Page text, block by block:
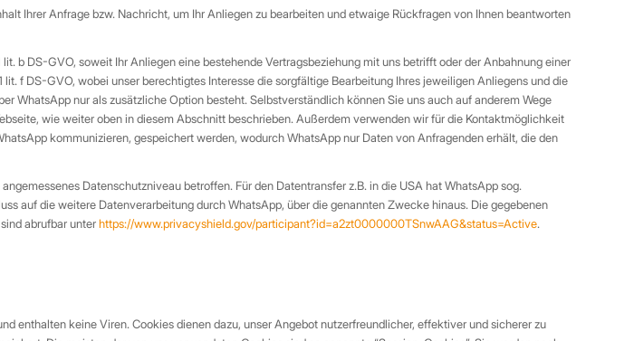
Ihrer Anfrage bzw. Nachricht, um Ihr Anliegen zu bearbeiten und etwaige Rückfragen von Ihnen beantworten
b DS-GVO, soweit Ihr Anliegen eine bestehende Vertragsbeziehung mit uns betrifft oder der Anbahnung einer
f DS-GVO, wobei unser berechtigtes Interesse die sorgfältige Bearbeitung Ihres jeweiligen Anliegens und die
WhatsApp nur als zusätzliche Option besteht. Selbstverständlich können Sie uns auch auf anderem Wege
wie weiter oben in diesem Abschnitt beschrieben. Außerdem verwenden wir für die Kontaktmöglichkeit
kommunizieren, gespeichert werden, wodurch WhatsApp nur Daten von Anfragenden erhält, die den
Datenschutzniveau betroffen. Für den Datentransfer z.B. in die USA hat WhatsApp sog.
auf die weitere Datenverarbeitung durch WhatsApp, über die genannten Zwecke hinaus. Die gegebenen
abrufbar unterhttps://www.privacyshield.gov/participant?id=a2zt0000000TSnwAAG&status=Active.
enthalten keine Viren. Cookies dienen dazu, unser Angebot nutzerfreundlicher, effektiver und sicherer zu